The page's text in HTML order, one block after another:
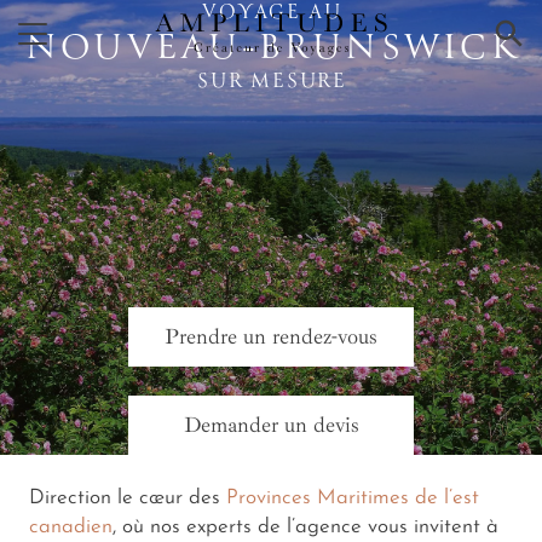
× VOYAGE AU
NOUVEAU‑BRUNSWICK
SUR MESURE
Prendre un rendez-vous
Demander un devis
Direction le cœur des Provinces Maritimes de l’est
canadien, où nos experts de l’agence vous invitent à